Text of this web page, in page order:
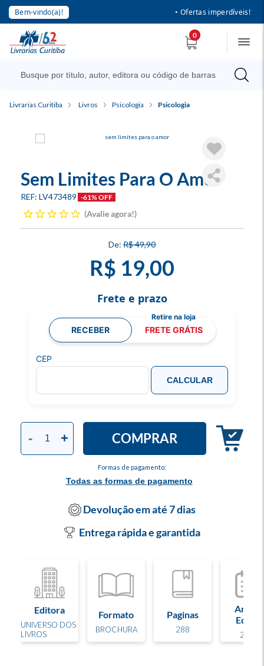
Bem-vindo(a)! • Ofertas imperdíveis!
0
Livrarias Curitiba Livros Psicologia Psicologia
Sem Limites Para O Amor
LV473489 -61% OFF
Avalie agora!
R$ 49,90
R$ 19,00
Formas de pagamento:
Todas as formas de pagamento
- + COMPRAR
Frete e prazo
RECEBER FRETE GRÁTIS
CEP
CALCULAR
Devolução em até 7 dias
Entrega rápida e garantida
Editora
UNIVERSO DOS
LIVROS
Formato
BROCHURA
Paginas
288
Ano de
Edição
2021